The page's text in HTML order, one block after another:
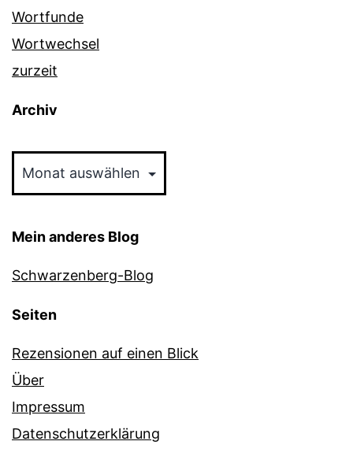
Wortfunde
Wortwechsel
zurzeit
Archiv
Mein anderes Blog
Schwarzenberg-Blog
Seiten
Rezensionen auf einen Blick
Über
Impressum
Datenschutzerklärung